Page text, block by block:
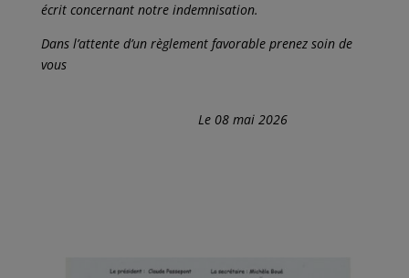
écrit concernant notre indemnisation.
Dans l’attente d’un règlement favorable prenez soin de
vous
Le 08 mai 2026